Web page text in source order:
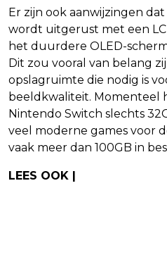
Er zijn ook aanwijzingen
wordt uitgerust met een
het duurdere OLED-
Dit zou vooral van belang
opslagruimte die nodig is
beeldkwaliteit. Momenteel
Nintendo Switch slechts
veel moderne games voor
vaak meer dan 100GB in
LEES OOK |